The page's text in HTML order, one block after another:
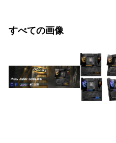
すべての画像